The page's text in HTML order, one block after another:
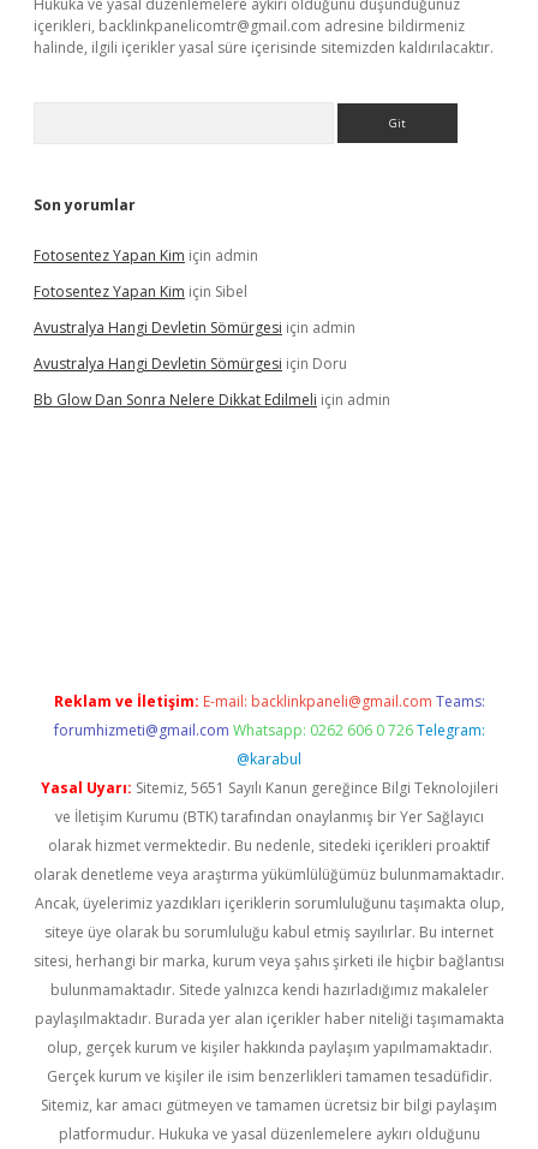
Hukuka ve yasal düzenlemelere aykırı olduğunu düşündüğünüz
içerikleri, backlinkpanelicomtr@gmail.com adresine bildirmeniz
halinde, ilgili içerikler yasal süre içerisinde sitemizden kaldırılacaktır.
Son yorumlar
Fotosentez Yapan Kim için admin
Fotosentez Yapan Kim için Sibel
Avustralya Hangi Devletin Sömürgesi için admin
Avustralya Hangi Devletin Sömürgesi için Doru
Bb Glow Dan Sonra Nelere Dikkat Edilmeli için admin
Reklam ve İletişim: E-mail: backlinkpaneli@gmail.com Teams:
forumhizmeti@gmail.com Whatsapp: 0262 606 0 726 Telegram:
@karabul
Yasal Uyarı: Sitemiz, 5651 Sayılı Kanun gereğince Bilgi Teknolojileri
ve İletişim Kurumu (BTK) tarafından onaylanmış bir Yer Sağlayıcı
olarak hizmet vermektedir. Bu nedenle, sitedeki içerikleri proaktif
olarak denetleme veya araştırma yükümlülüğümüz bulunmamaktadır.
Ancak, üyelerimiz yazdıkları içeriklerin sorumluluğunu taşımakta olup,
siteye üye olarak bu sorumluluğu kabul etmiş sayılırlar. Bu internet
sitesi, herhangi bir marka, kurum veya şahıs şirketi ile hiçbir bağlantısı
bulunmamaktadır. Sitede yalnızca kendi hazırladığımız makaleler
paylaşılmaktadır. Burada yer alan içerikler haber niteliği taşımamakta
olup, gerçek kurum ve kişiler hakkında paylaşım yapılmamaktadır.
Gerçek kurum ve kişiler ile isim benzerlikleri tamamen tesadüfidir.
Sitemiz, kar amacı gütmeyen ve tamamen ücretsiz bir bilgi paylaşım
platformudur. Hukuka ve yasal düzenlemelere aykırı olduğunu